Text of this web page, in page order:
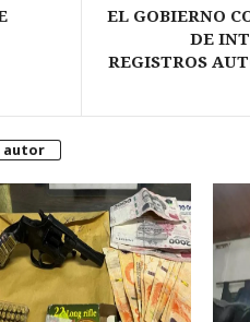
EL GOBIERNO
DE
REGISTROS
autor